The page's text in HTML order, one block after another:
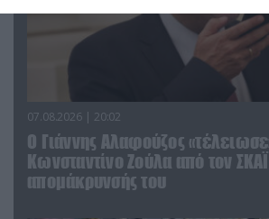
07.08.2026 | 20:02
Ο Γιάννης Αλαφούζος
Κωνσταντίνο Ζούλα από τον
απομάκρυνσής του